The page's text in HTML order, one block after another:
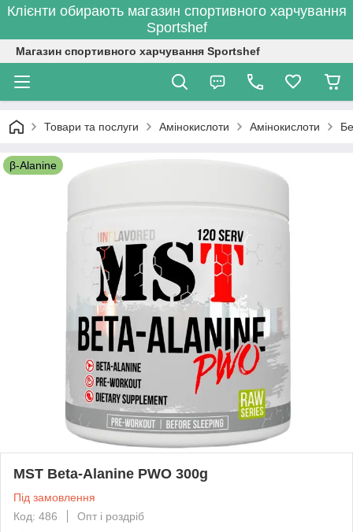
Клієнти обирають магазин спортивного харчування
Sportshef
Магазин спортивного харчування Sportshef
Товари та послуги Амінокислоти Амінокислоти
β-Alanine
MST Beta-Alanine PWO 300g
Під замовлення
Код: 486
Опт і роздріб